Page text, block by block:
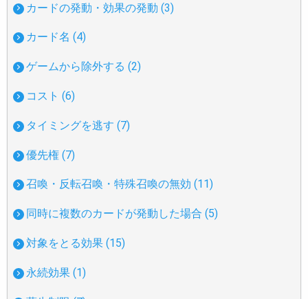
カードの発動・効果の発動 (3)
カード名 (4)
ゲームから除外する (2)
コスト (6)
タイミングを逃す (7)
優先権 (7)
召喚・反転召喚・特殊召喚の無効 (11)
同時に複数のカードが発動した場合 (5)
対象をとる効果 (15)
永続効果 (1)